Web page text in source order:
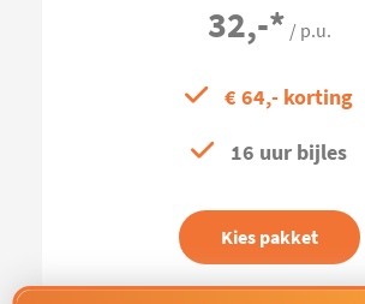
32,-* / p.u.
€ 64,- korting
16 uur bijles
Kies pakket